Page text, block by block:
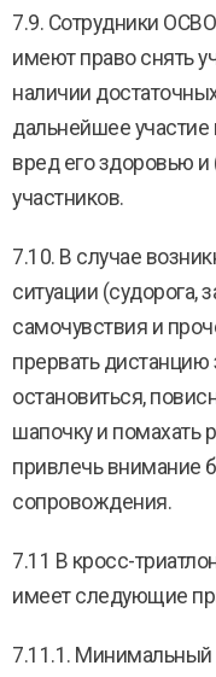
7.9. Сотрудники
имеют право снять
наличии
дальнейшее
вред его здоровью
участников.
7.10. В случае
ситуации (судорога,
самочувствия и
прервать
остановиться,
шапочку и помахать
привлечь внимание
сопровождения.
7.11 В кросс-
имеет следующие
7.11.1. Минимальный